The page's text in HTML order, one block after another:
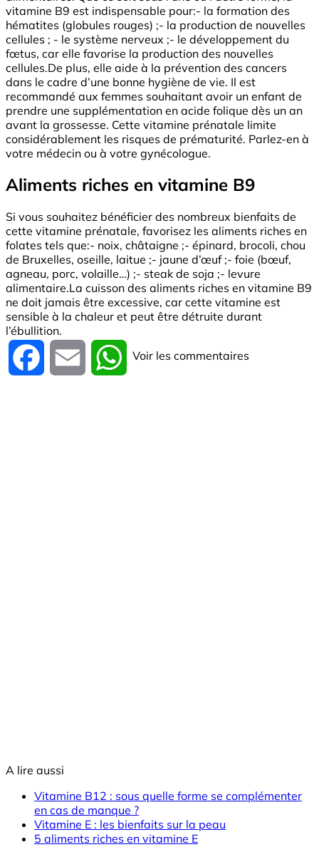
vitamine B9 est indispensable pour:- la formation des
hématites (globules rouges) ;- la production de nouvelles
cellules ; - le système nerveux ;- le développement du
fœtus, car elle favorise la production des nouvelles
cellules.De plus, elle aide à la prévention des cancers
dans le cadre d’une bonne hygiène de vie. Il est
recommandé aux femmes souhaitant avoir un enfant de
prendre une supplémentation en acide folique dès un an
avant la grossesse. Cette vitamine prénatale limite
considérablement les risques de prématurité. Parlez-en à
votre médecin ou à votre gynécologue.
Aliments riches en vitamine B9
Si vous souhaitez bénéficier des nombreux bienfaits de
cette vitamine prénatale, favorisez les aliments riches en
folates tels que:- noix, châtaigne ;- épinard, brocoli, chou
de Bruxelles, oseille, laitue ;- jaune d’œuf ;- foie (bœuf,
agneau, porc, volaille…) ;- steak de soja ;- levure
alimentaire.La cuisson des aliments riches en vitamine B9
ne doit jamais être excessive, car cette vitamine est
sensible à la chaleur et peut être détruite durant
l’ébullition.
Facebook Email WhatsApp
Voir les commentaires
A lire aussi
Vitamine B12 : sous quelle forme se complémenter
en cas de manque ?
Vitamine E : les bienfaits sur la peau
5 aliments riches en vitamine E